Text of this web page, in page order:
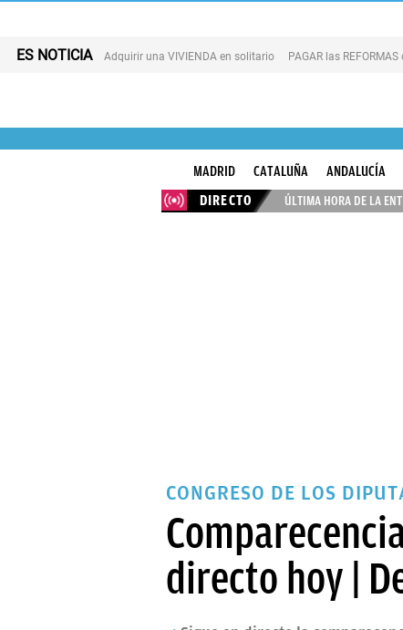
ES NOTICIA Adquirir una VIVIENDA en solitario PAGAR las
MADRID CATALUÑA ANDALUCÍA
DIRECTO
ÚLTIMA HORA DE LA
CONGRESO DE LOS
directo hoy |